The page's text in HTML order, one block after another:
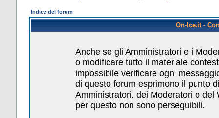
Indice del forum
On-Ice.it -
Anche se gli Amministratori e i
o modificare tutto il materiale
impossibile verificare ogni
di questo forum esprimono il punto
Amministratori, dei Moderatori o
per questo non sono perseguibili.